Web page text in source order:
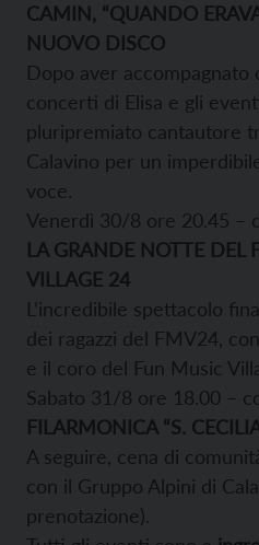
CAMIN, “QUANDO
NUOVO DISCO
Dopo aver accompagnato
concerti di Elisa e gli
pluripremiato cantautore
Calavino per un
voce.
Venerdì 30/8 ore 20.45 –
LA GRANDE NOTTE DEL
VILLAGE 24
L’incredibile spettacolo
dei ragazzi del FMV24,
e il coro del Fun Music
Sabato 31/8 ore 18.00 –
FILARMONICA “S.
A seguire, cena di
con il Gruppo Alpini di
prenotazione).